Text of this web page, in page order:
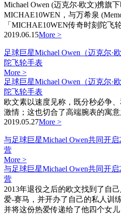
Michael Owen (迈克尔‧欧文)携旗
MICHAE10WEN，与万希泉
「MICHAE10WEN传奇时刻陀飞轮
2019.06.15More >
足球巨星Michael Owen（迈克尔·
陀飞轮手表
More >
足球巨星Michael Owen（迈克尔·
陀飞轮手表
欧文素以速度见称，既分秒必争
激情；这也切合了高端腕表的寓
2019.05.27More >
与足球巨星Michael Owen共同开
营
More >
与足球巨星Michael Owen共同开
营
2013年退役之后的欧文找到了自
爱-赛马，并开办了自己的私人训练
并将这份热爱传递给了他四个女儿